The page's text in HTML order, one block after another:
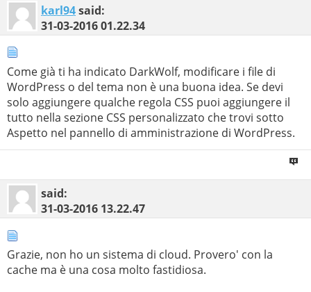
karl94said:
31-03-201601.22.34
Come già ti ha indicato DarkWolf, modificare i file di
WordPress o del tema non è una buona idea. Se devi
solo aggiungere qualche regola CSS puoi aggiungere il
tutto nella sezione CSS personalizzato che trovi sotto
Aspetto nel pannello di amministrazione di WordPress.
said:
31-03-2016 13.22.47
Grazie, non ho un sistema di cloud. Provero' con la
cache ma è una cosa molto fastidiosa.